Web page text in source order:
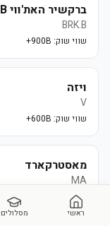
ברקשיר האת'ווי B
BRK.B
שווי שוק: 900B+
ויזה
V
שווי שוק: 600B+
מאסטרקארד
MA
שווי שוק:
ראשי מסלולים